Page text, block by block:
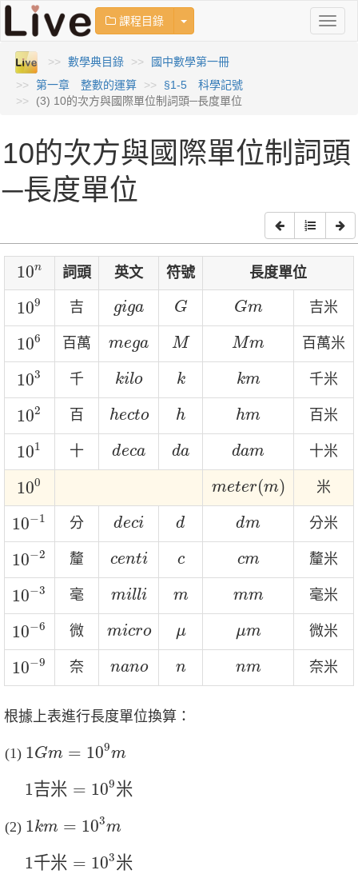
課程目錄 Toggle Dropdown
數學典目錄
國中數學第一冊
第一章 整數的運算
§1-5 科學記號
(3) 10的次方與國際單位制詞頭─長度單位
10的次方與國際單位制詞頭
─長度單位
10n
10n 詞頭 英文 符號 長度單位
109
109 吉 giga
giga G
G Gm
Gm 吉米
106
106 百萬 mega
mega M
M Mm
Mm 百萬米
103
103 千 kilo
kilo k
k km
km 千米
102
102 百 hecto
hecto h
h hm
hm 百米
101
101 十 deca
deca da
da dam
dam 十米
100
100
meter(m)
m et er(m) 米
10−1
10 −1 分 deci
deci d
d dm
dm 分米
10−2
10 −2 釐 centi
centi c
c cm
cm 釐米
10−3
10 −3 毫 milli
milli m
m mm
mm 毫米
10−6
10 −6 微 micro
micro μ
μ μm
μm 微米
10−9
10 −9 奈 nano
nano n
n nm
nm 奈米
根據上表進行長度單位換算：
1Gm = 109m
1 G 109m
1吉米 = 109米
1 吉米 10 9米
1km = 103m
1 k 10 3m
1千米 = 103米
1 千 米 10 3米